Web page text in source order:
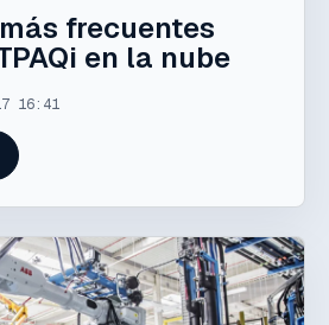
frecuentes
en la nube
16:41